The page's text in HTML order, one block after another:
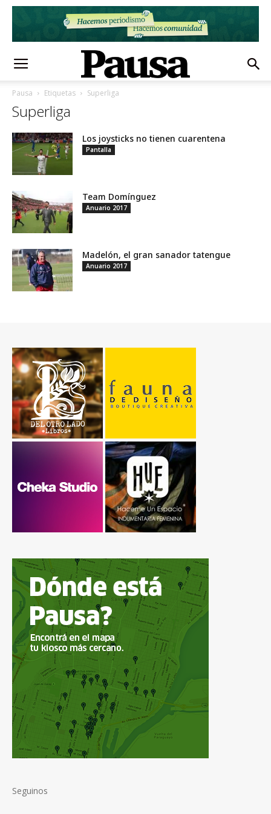
Pausa Etiquetas Superliga
Superliga
Los joysticks no tienen cuarentena
Pantalla
Team Domínguez
Anuario 2017
Madelón, el gran sanador tatengue
Anuario 2017
Seguinos